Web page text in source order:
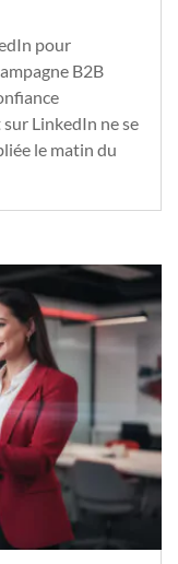
pour
B2B
LinkedIn ne se
le matin du